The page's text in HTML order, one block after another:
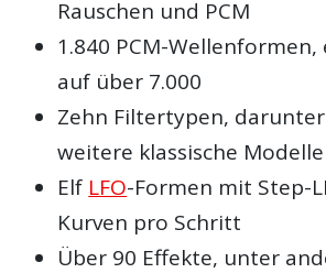
Rauschen und PCM
1.840 PCM-
auf über 7.000
Zehn Filtertypen, darunter
weitere klassische Modelle
Elf LFO-Formen mit Step-
Kurven pro Schritt
Über 90 Effekte, unter